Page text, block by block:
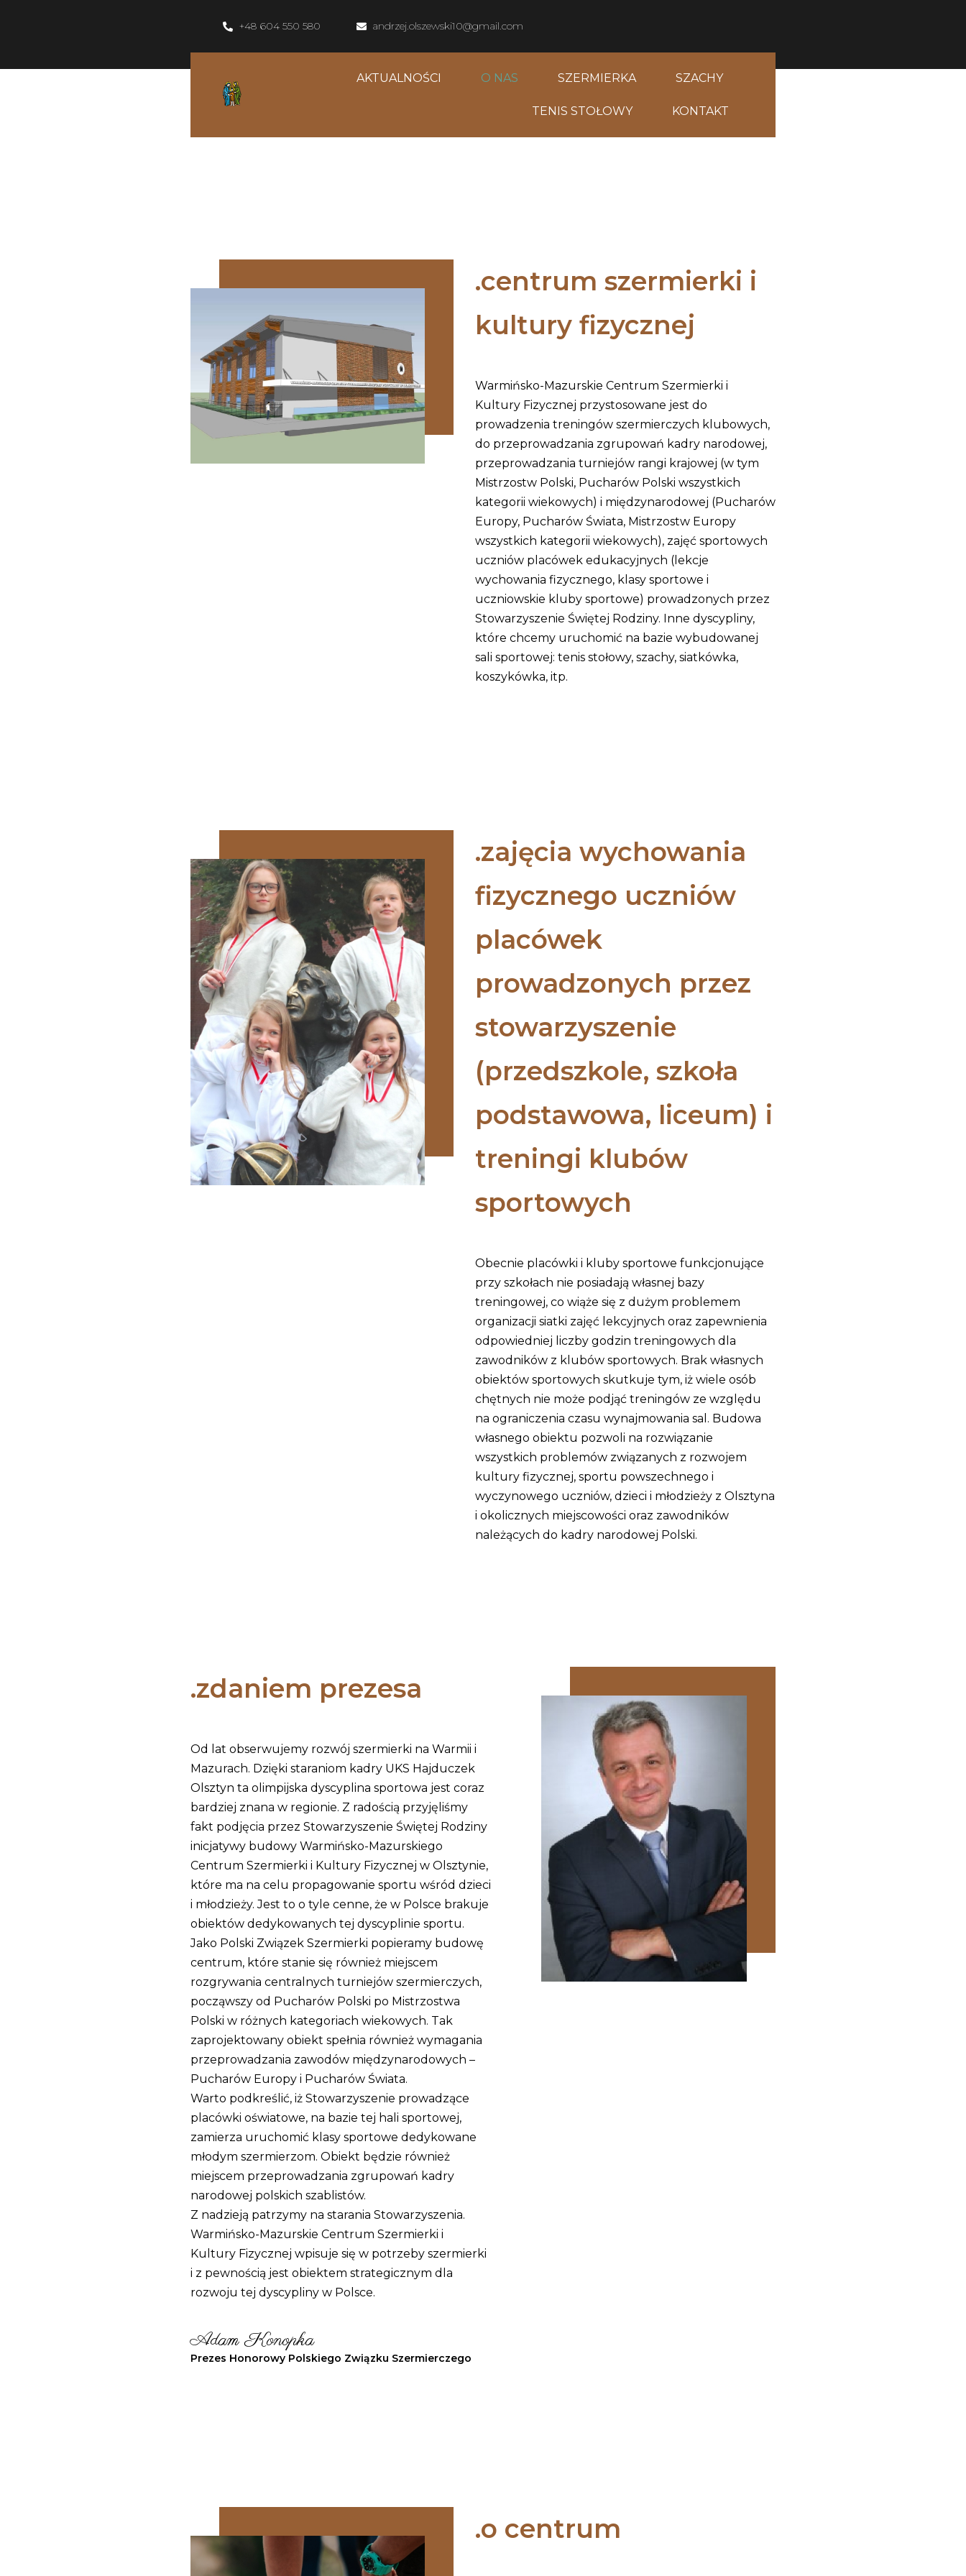
+48 604 550 580 andrzej.olszewski10@gmail.com
AKTUALNOŚCI O NAS SZERMIERKA SZACHY
TENIS STOŁOWY KONTAKT
centrum szermierki i
kultury fizycznej
Warmińsko-Mazurskie Centrum Szermierki i
Kultury Fizycznej przystosowane jest do
prowadzenia treningów szermierczych klubowych,
do przeprowadzania zgrupowań kadry narodowej,
przeprowadzania turniejów rangi krajowej (w tym
Mistrzostw Polski, Pucharów Polski wszystkich
kategorii wiekowych) i międzynarodowej (Pucharów
Europy, Pucharów Świata, Mistrzostw Europy
wszystkich kategorii wiekowych), zajęć sportowych
uczniów placówek edukacyjnych (lekcje
wychowania fizycznego, klasy sportowe i
uczniowskie kluby sportowe) prowadzonych przez
Stowarzyszenie Świętej Rodziny. Inne dyscypliny,
które chcemy uruchomić na bazie wybudowanej
sali sportowej: tenis stołowy, szachy, siatkówka,
koszykówka, itp.
zajęcia wychowania
fizycznego uczniów
placówek
prowadzonych przez
stowarzyszenie
(przedszkole, szkoła
podstawowa, liceum) i
treningi klubów
sportowych
Obecnie placówki i kluby sportowe funkcjonujące
przy szkołach nie posiadają własnej bazy
treningowej, co wiąże się z dużym problemem
organizacji siatki zajęć lekcyjnych oraz zapewnienia
odpowiedniej liczby godzin treningowych dla
zawodników z klubów sportowych. Brak własnych
obiektów sportowych skutkuje tym, iż wiele osób
chętnych nie może podjąć treningów ze względu
na ograniczenia czasu wynajmowania sal. Budowa
własnego obiektu pozwoli na rozwiązanie
wszystkich problemów związanych z rozwojem
kultury fizycznej, sportu powszechnego i
wyczynowego uczniów, dzieci i młodzieży z Olsztyna
i okolicznych miejscowości oraz zawodników
należących do kadry narodowej Polski.
zdaniem prezesa
Od lat obserwujemy rozwój szermierki na Warmii i
Mazurach. Dzięki staraniom kadry UKS Hajduczek
Olsztyn ta olimpijska dyscyplina sportowa jest coraz
bardziej znana w regionie. Z radością przyjęliśmy
fakt podjęcia przez Stowarzyszenie Świętej Rodziny
inicjatywy budowy Warmińsko-Mazurskiego
Centrum Szermierki i Kultury Fizycznej w Olsztynie,
które ma na celu propagowanie sportu wśród dzieci
i młodzieży. Jest to o tyle cenne, że w Polsce brakuje
obiektów dedykowanych tej dyscyplinie sportu.
Jako Polski Związek Szermierki popieramy budowę
centrum, które stanie się również miejscem
rozgrywania centralnych turniejów szermierczych,
począwszy od Pucharów Polski po Mistrzostwa
Polski w różnych kategoriach wiekowych. Tak
zaprojektowany obiekt spełnia również wymagania
przeprowadzania zawodów międzynarodowych –
Pucharów Europy i Pucharów Świata.
Warto podkreślić, iż Stowarzyszenie prowadzące
placówki oświatowe, na bazie tej hali sportowej,
zamierza uruchomić klasy sportowe dedykowane
młodym szermierzom. Obiekt będzie również
miejscem przeprowadzania zgrupowań kadry
narodowej polskich szablistów.
Z nadzieją patrzymy na starania Stowarzyszenia.
Warmińsko-Mazurskie Centrum Szermierki i
Kultury Fizycznej wpisuje się w potrzeby szermierki
i z pewnością jest obiektem strategicznym dla
rozwoju tej dyscypliny w Polsce.
Adam Konopka
Prezes Honorowy Polskiego Związku Szermierczego
o centrum